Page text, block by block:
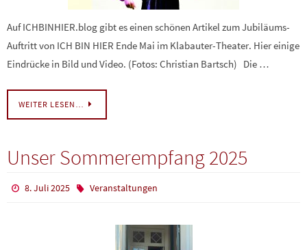
Auf ICHBINHIER.blog gibt es einen schönen Artikel zum Jubiläums-
Auftritt von ICH BIN HIER Ende Mai im Klabauter-Theater. Hier einige
Eindrücke in Bild und Video. (Fotos: Christian Bartsch) Die …
WEITER LESEN…
Unser Sommerempfang 2025
8. Juli 2025 Veranstaltungen